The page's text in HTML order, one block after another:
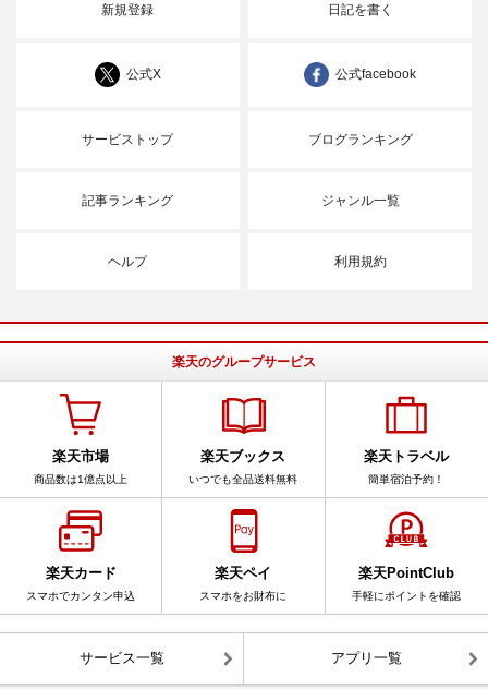
新規登録 日記を書く
公式X 公式facebook
サービストップ ブログランキング
記事ランキング ジャンル一覧
ヘルプ 利用規約
楽天のグループサービス
楽天市場
商品数は1億点以上
楽天ブックス
いつでも全品送料無料
楽天トラベル
簡単宿泊予約！
楽天カード
スマホでカンタン申込
楽天ペイ
スマホをお財布に
楽天PointClub
手軽にポイントを確認
サービス一覧 アプリ一覧